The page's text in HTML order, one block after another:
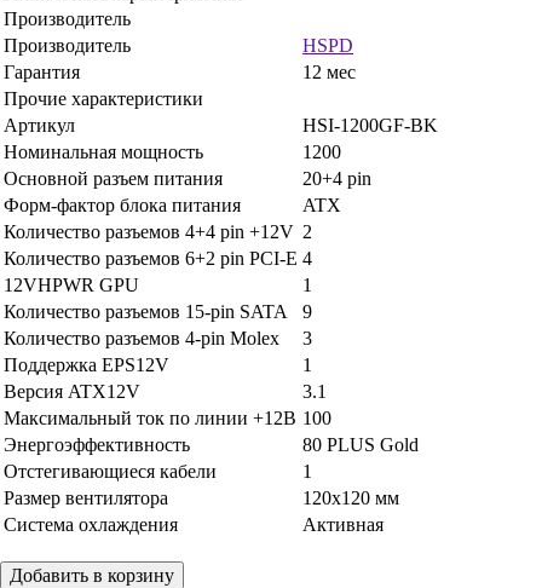
Производитель
Производитель
HSPD
Гарантия
12 мес
Прочие характеристики
Артикул
HSI-1200GF-BK
Номинальная мощность
1200
Основной разъем питания
20+4 pin
Форм-фактор блока питания
ATX
Количество разъемов 4+4 pin +12V 2
Количество разъемов 6+2 pin PCI-E 4
12VHPWR GPU
1
Количество разъемов 15-pin SATA
9
Количество разъемов 4-pin Molex
3
Поддержка EPS12V
1
Версия ATX12V
3.1
Максимальный ток по линии +12В 100
Энергоэффективность
80 PLUS Gold
Отстегивающиеся кабели
1
Размер вентилятора
120x120 мм
Система охлаждения
Активная
Добавить в корзину